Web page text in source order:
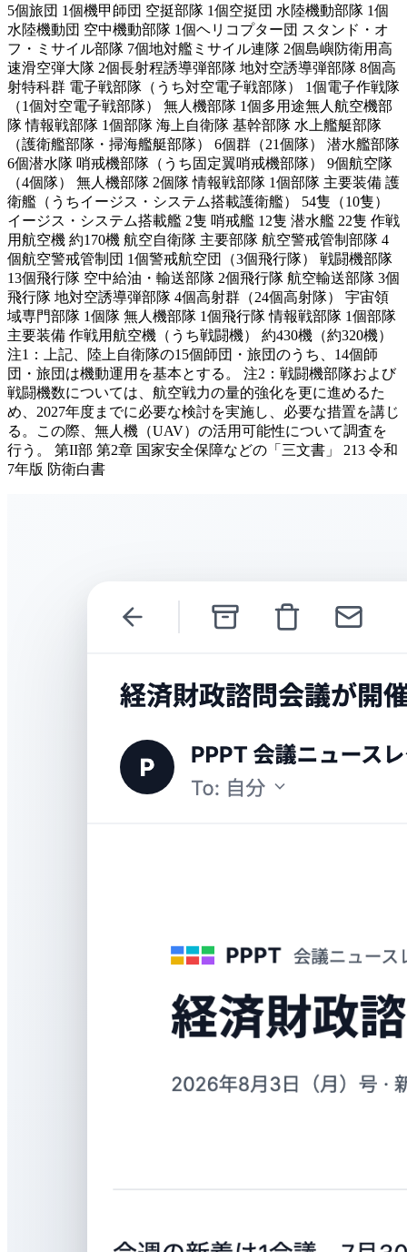
5個旅団 1個機甲師団 空挺部隊 1個空挺団 水陸機動部隊 1個
水陸機動団 空中機動部隊 1個ヘリコプター団 スタンド・オ
フ・ミサイル部隊 7個地対艦ミサイル連隊 2個島嶼防衛用高
速滑空弾大隊 2個長射程誘導弾部隊 地対空誘導弾部隊 8個高
射特科群 電子戦部隊（うち対空電子戦部隊） 1個電子作戦隊
（1個対空電子戦部隊） 無人機部隊 1個多用途無人航空機部
隊 情報戦部隊 1個部隊 海上自衛隊 基幹部隊 水上艦艇部隊
（護衛艦部隊・掃海艦艇部隊） 6個群（21個隊） 潜水艦部隊
6個潜水隊 哨戒機部隊（うち固定翼哨戒機部隊） 9個航空隊
（4個隊） 無人機部隊 2個隊 情報戦部隊 1個部隊 主要装備 護
衛艦（うちイージス・システム搭載護衛艦） 54隻（10隻）
イージス・システム搭載艦 2隻 哨戒艦 12隻 潜水艦 22隻 作戦
用航空機 約170機 航空自衛隊 主要部隊 航空警戒管制部隊 4
個航空警戒管制団 1個警戒航空団（3個飛行隊） 戦闘機部隊
13個飛行隊 空中給油・輸送部隊 2個飛行隊 航空輸送部隊 3個
飛行隊 地対空誘導弾部隊 4個高射群（24個高射隊） 宇宙領
域専門部隊 1個隊 無人機部隊 1個飛行隊 情報戦部隊 1個部隊
主要装備 作戦用航空機（うち戦闘機） 約430機（約320機）
注1：上記、陸上自衛隊の15個師団・旅団のうち、14個師
団・旅団は機動運用を基本とする。 注2：戦闘機部隊および
戦闘機数については、航空戦力の量的強化を更に進めるた
め、2027年度までに必要な検討を実施し、必要な措置を講じ
る。この際、無人機（UAV）の活用可能性について調査を
行う。 第II部 第2章 国家安全保障などの「三文書」 213 令和
7年版 防衛白書